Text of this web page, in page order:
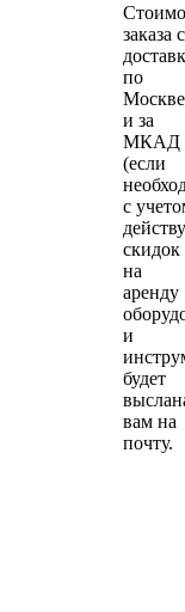
заказа с
по
Москве
и за
МКАД
(если
с
скидок
на
аренду
и
будет
вам на
почту.